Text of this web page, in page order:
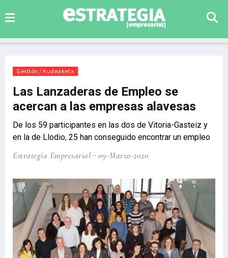
Gestión / Kudeaketa
Las Lanzaderas de Empleo se
acercan a las empresas alavesas
De los 59 participantes en las dos de Vitoria-Gasteiz y
en la de Llodio, 25 han conseguido encontrar un empleo
Estrategia Empresarial 09-Marzo-2020